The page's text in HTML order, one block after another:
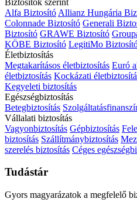
Alfa Biztosító Allianz Hungária
Colonnade Biztosító Generali
Biztosító GRAWE Biztosító
KÖBE Biztosító LegitiMo
Életbiztosítás
Megtakarításos életbiztosítás Euró
életbiztosítás Kockázati
Kegyeleti biztosítás
Egészségbiztosítás
Betegbiztosítás
Vállalati biztosítás
Vagyonbiztosítás Gépbiztosítás
biztosítás Szállítmánybiztosítás
szerelés biztosítás Céges
Tudástár
Gyors magyarázatok a megfelelő